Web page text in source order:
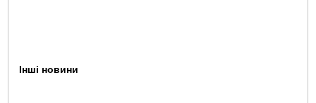
Інші новини